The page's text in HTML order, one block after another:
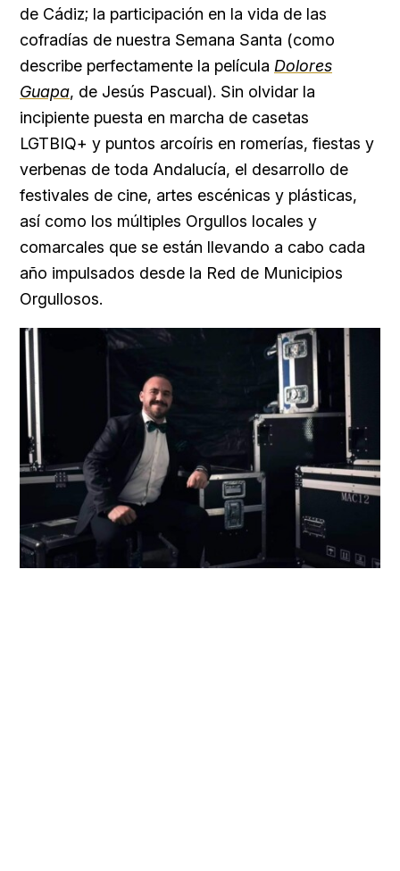
de Cádiz; la participación en la vida de las
cofradías de nuestra Semana Santa (como
describe perfectamente la película Dolores
Guapa, de Jesús Pascual). Sin olvidar la
incipiente puesta en marcha de casetas
LGTBIQ+ y puntos arcoíris en romerías, fiestas y
verbenas de toda Andalucía, el desarrollo de
festivales de cine, artes escénicas y plásticas,
así como los múltiples Orgullos locales y
comarcales que se están llevando a cabo cada
año impulsados desde la Red de Municipios
Orgullosos.